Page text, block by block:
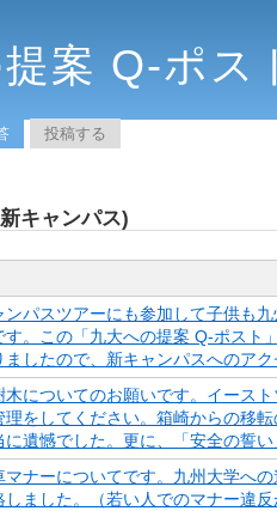
案 Q-ポス
投稿する
キャンパス)
ンパスツアーにも参加して子供も
す。この「九大への提案 Q-ポスト
ましたので、新キャンパスへのアク
木についてのお願いです。イース
理をしてください。箱崎からの移
に遺憾でした。更に、「安全の誓い
マナーについてです。九州大学へ
しました。（若い人でのマナー違